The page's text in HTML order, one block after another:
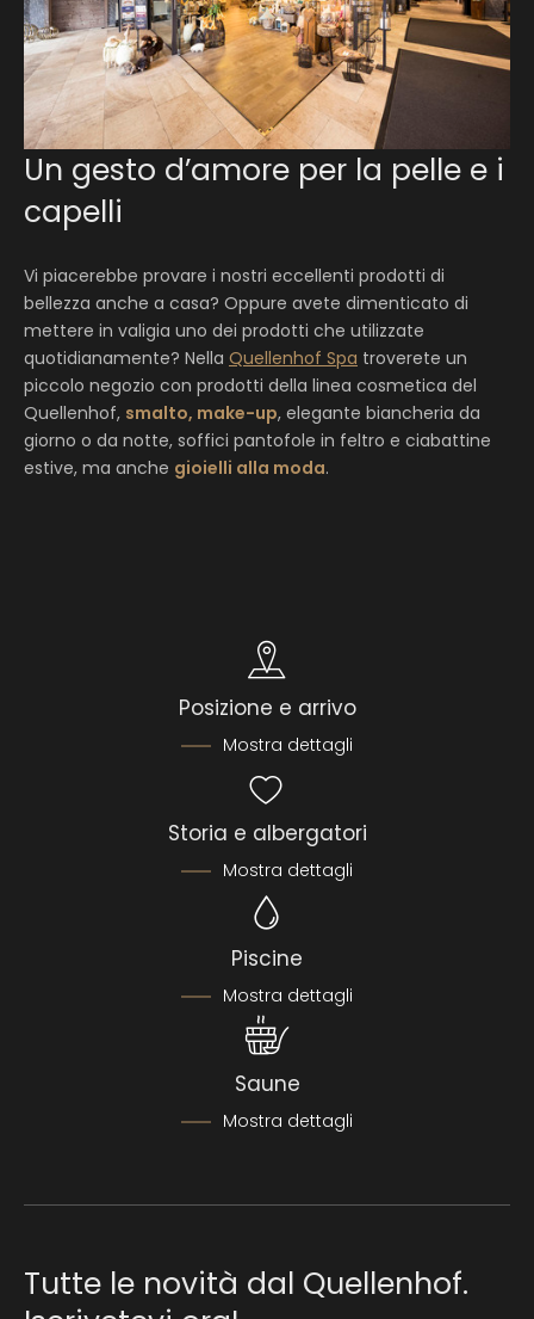
Un gesto d’amore per la pelle e i
capelli
Vi piacerebbe provare i nostri eccellenti prodotti di
bellezza anche a casa? Oppure avete dimenticato di
mettere in valigia uno dei prodotti che utilizzate
quotidianamente? Nella Quellenhof Spa troverete un
piccolo negozio con prodotti della linea cosmetica del
Quellenhof, smalto, make-up, elegante biancheria da
giorno o da notte, soffici pantofole in feltro e ciabattine
estive, ma anche gioielli alla moda.
Posizione e arrivo
Mostra dettagli
Storia e albergatori
Mostra dettagli
Piscine
Mostra dettagli
Saune
Mostra dettagli
Tutte le novità dal Quellenhof.